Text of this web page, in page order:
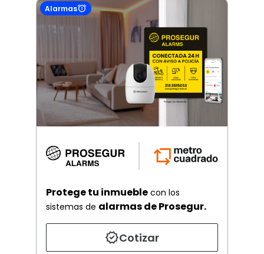
Alarmas
Protege tu inmueble con los
sistemas de alarmas de Prosegur.
Cotizar